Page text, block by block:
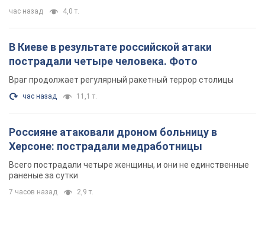
час назад 4,0 т.
В Киеве в результате российской атаки
пострадали четыре человека. Фото
Враг продолжает регулярный ракетный террор столицы
час назад 11,1 т.
Россияне атаковали дроном больницу в
Херсоне: пострадали медработницы
Всего пострадали четыре женщины, и они не единственные
раненые за сутки
7 часов назад 2,9 т.